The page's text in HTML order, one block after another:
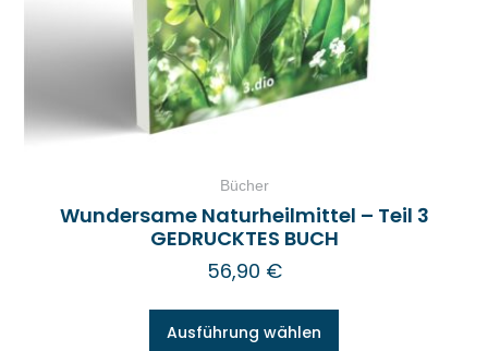
Bücher
Wundersame Naturheilmittel – Teil 3
GEDRUCKTES BUCH
56,90 €
Ausführung wählen